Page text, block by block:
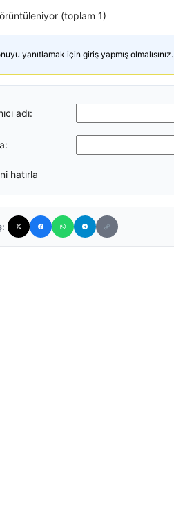
(toplam 1)
yanıtlamak için giriş yapmış olmalısınız.
adı:
hatırla